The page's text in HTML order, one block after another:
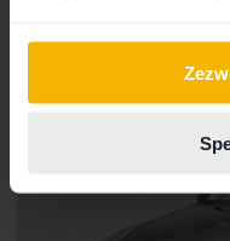
Kup teraz
Z finansowaniem